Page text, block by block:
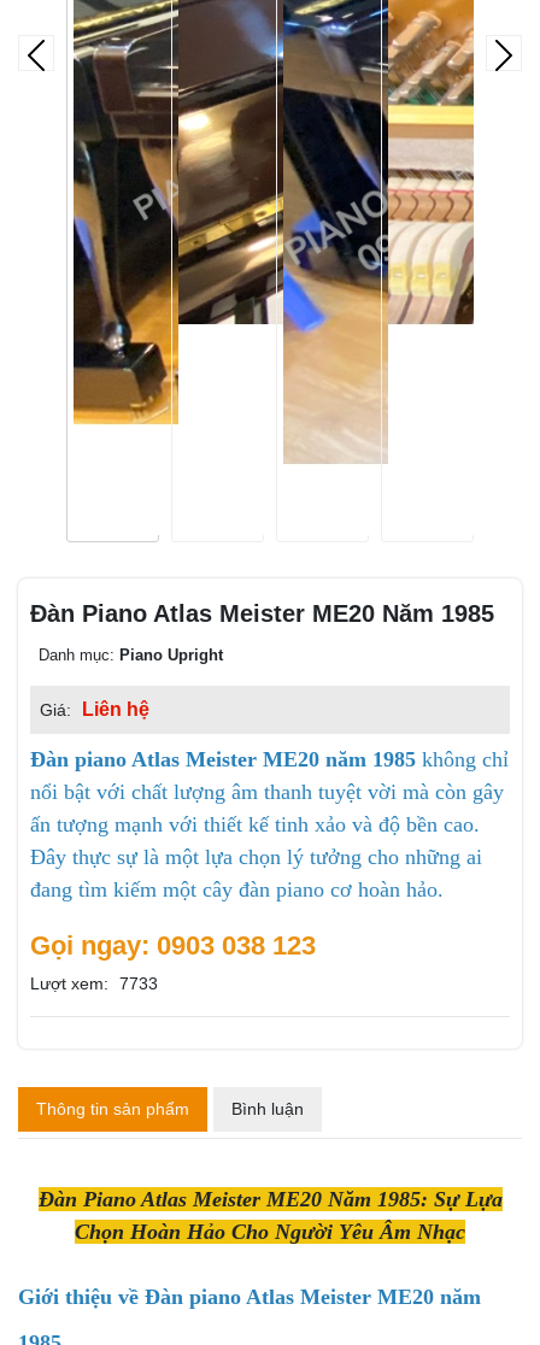
Đàn Piano Atlas Meister ME20 Năm 1985
Danh mục: Piano Upright
Giá: Liên hệ
Đàn piano Atlas Meister ME20 năm 1985 không chỉ
nổi bật với chất lượng âm thanh tuyệt vời mà còn gây
ấn tượng mạnh với thiết kế tinh xảo và độ bền cao.
Đây thực sự là một lựa chọn lý tưởng cho những ai
đang tìm kiếm một cây đàn piano cơ hoàn hảo.
Gọi ngay: 0903 038 123
Lượt xem: 7733
Thông tin sản phẩm Bình luận
Đàn Piano Atlas Meister ME20 Năm 1985: Sự Lựa
Chọn Hoàn Hảo Cho Người Yêu Âm Nhạc
Giới thiệu về Đàn piano Atlas Meister ME20 năm